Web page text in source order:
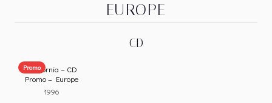
EUROPE
CD
Promo
California – CD
Promo – Europe
1996